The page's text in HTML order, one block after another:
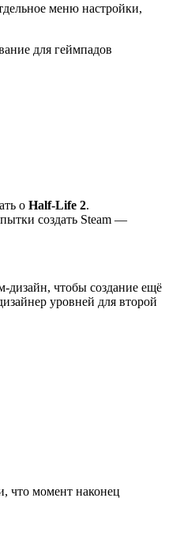
меню настройки,
для геймпадов
о Half-Life 2.
создать Steam —
дизайн, чтобы создание ещё
уровней для второй
что момент наконец